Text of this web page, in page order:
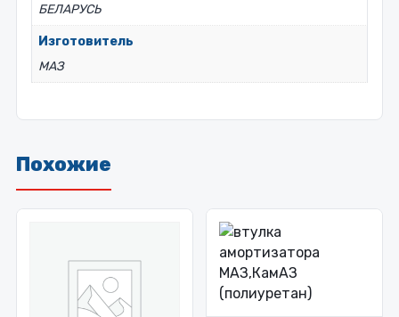
БЕЛАРУСЬ
Изготовитель
МАЗ
Похожие